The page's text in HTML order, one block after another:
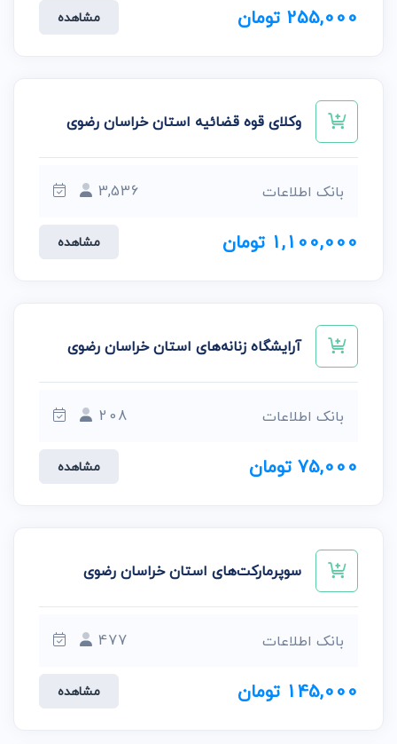
255,000 تومان مشاهده
وکلای قوه قضائیه استان خراسان رضوی
بانک اطلاعات 3,536
1,100,000 تومان مشاهده
آرایشگاه زنانه‌های استان خراسان رضوی
بانک اطلاعات 208
75,000 تومان مشاهده
سوپر‌مارکت‌های استان خراسان رضوی
بانک اطلاعات 477
145,000 تومان مشاهده